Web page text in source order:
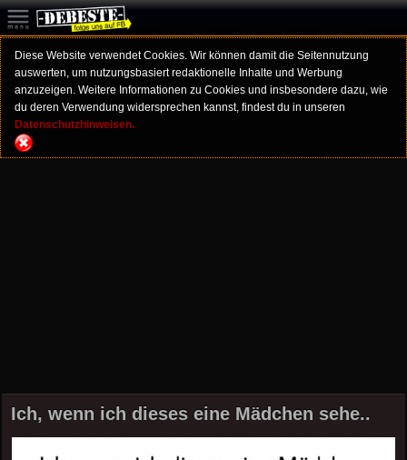
Diese Website verwendet Cookies. Wir können damit die Seitennutzung
auswerten, um nutzungsbasiert redaktionelle Inhalte und Werbung
anzuzeigen. Weitere Informationen zu Cookies und insbesondere dazu, wie
du deren Verwendung widersprechen kannst, findest du in unseren
Datenschutzhinweisen.
Ich, wenn ich dieses eine Mädchen sehe..